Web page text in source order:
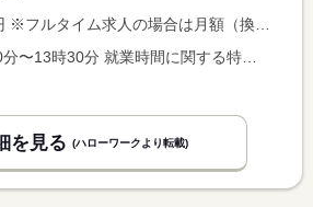
場合は月額（換算額）、パート求人の場合は時間額を表示しています。
を見る (ハローワークより転載)